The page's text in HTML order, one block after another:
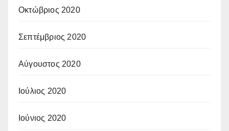
Οκτώβριος 2020
Σεπτέμβριος 2020
Αύγουστος 2020
Ιούλιος 2020
Ιούνιος 2020